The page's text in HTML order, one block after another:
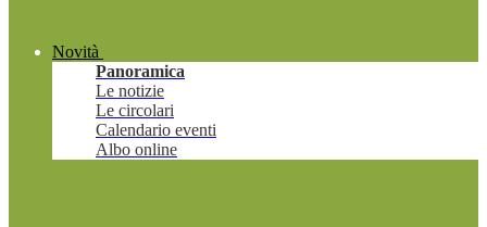
Novità
Panoramica
Le notizie
Le circolari
Calendario eventi
Albo online